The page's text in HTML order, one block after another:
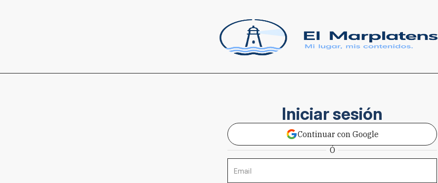
Iniciar sesión
Continuar con Google
Ó
Email